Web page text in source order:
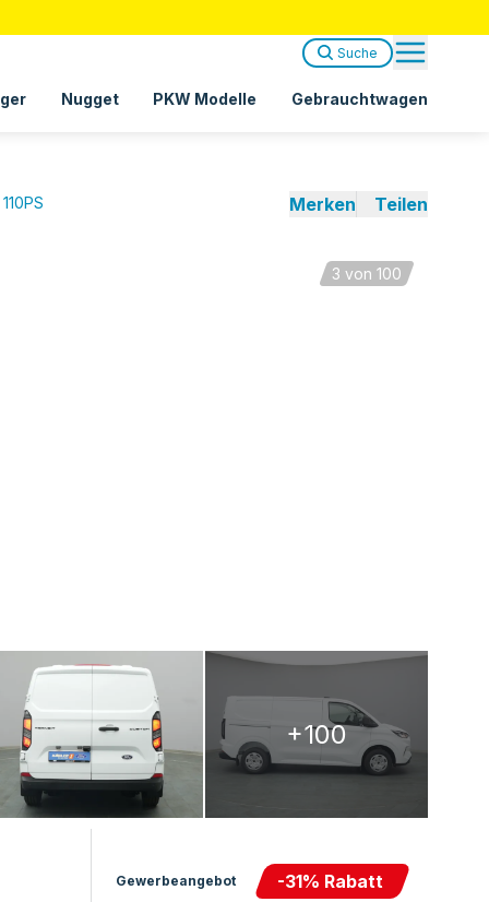
Nugget PKW Modelle Gebrauchtwagen
Suche
Merken Teilen
3 von 100
+100
Gewerbeangebot -31% Rabatt